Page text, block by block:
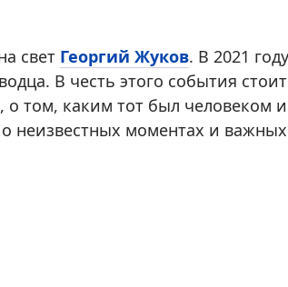
свет Георгий Жуков. В 2021
В честь этого события
том, каким тот был человеком и
неизвестных моментах и